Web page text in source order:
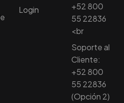
Login
+52 800
55 22836
<br
Soporte al
Cliente:
+52 800
55 22836
(Opción 2)